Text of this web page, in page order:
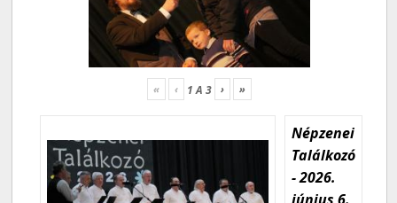
« ‹ 1A 3 › »
Népzenei
Találkozó
- 2026.